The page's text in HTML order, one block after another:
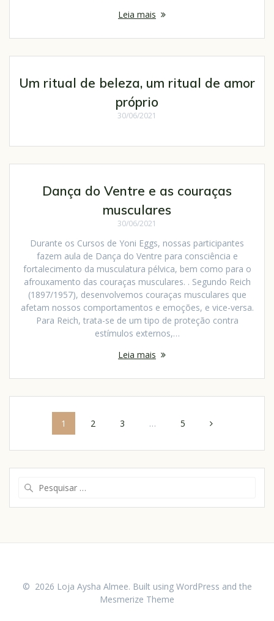
Leia mais
Um ritual de beleza, um ritual de amor
próprio
30/06/2021
Dança do Ventre e as couraças
musculares
30/06/2021
Durante os Cursos de Yoni Eggs, nossas participantes
fazem aula de Dança do Ventre para consciência e
fortalecimento da musculatura pélvica, bem como para o
afrouxamento das couraças musculares. . Segundo Reich
(1897/1957), desenvolvemos couraças musculares que
afetam nossos comportamentos e emoções, e vice-versa.
Para Reich, trata-se de um tipo de proteção contra
estímulos externos,…
Leia mais
1 2 3 … 5
© 2026 Loja Aysha Almee. Built using WordPress and the
Mesmerize Theme